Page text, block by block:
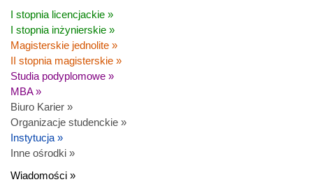
I stopnia licencjackie »
I stopnia inżynierskie »
Magisterskie jednolite »
II stopnia magisterskie »
Studia podyplomowe »
MBA »
Biuro Karier »
Organizacje studenckie »
Instytucja »
Inne ośrodki »
Wiadomości »